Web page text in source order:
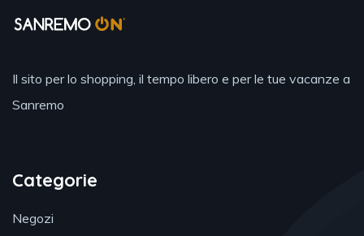
Il sito per lo shopping, il tempo libero e per le tue vacanze a
Sanremo
Categorie
Negozi